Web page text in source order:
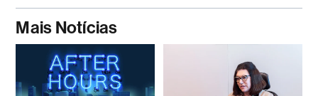
Mais Notícias